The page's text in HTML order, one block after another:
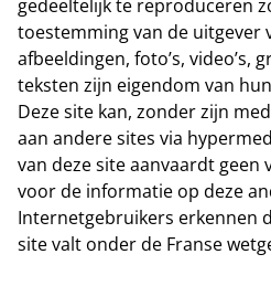
gedeeltelijk te reproduceren
toestemming van de uitgever
afbeeldingen, foto’s, video’s,
teksten zijn eigendom van
Deze site kan, zonder zijn
aan andere sites via
van deze site aanvaardt
voor de informatie op deze
Internetgebruikers erkennen
site valt onder de Franse